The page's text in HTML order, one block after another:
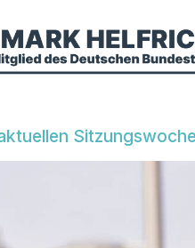
Sitzungswoche